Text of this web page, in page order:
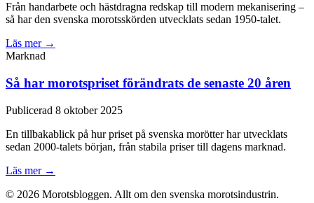
Från handarbete och hästdragna redskap till modern mekanisering –
så har den svenska morotsskörden utvecklats sedan 1950-talet.
Läs mer →
Marknad
Så har morotspriset förändrats de senaste 20 åren
Publicerad 8 oktober 2025
En tillbakablick på hur priset på svenska morötter har utvecklats
sedan 2000-talets början, från stabila priser till dagens marknad.
Läs mer →
© 2026 Morotsbloggen. Allt om den svenska morotsindustrin.